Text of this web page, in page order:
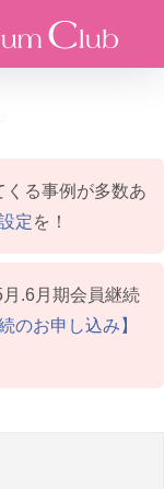
る事例が多数あ
定を！
.6月期会員継続
続のお申し込み】